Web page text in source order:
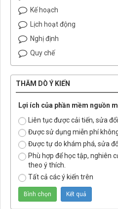
Kế hoạch
Lịch hoạt động
Nghị định
Quy chế
THĂM DÒ Ý KIẾN
Lợi ích của phần mềm nguồn
Liên tục được cải tiến, sửa
Được sử dụng miễn phí
Được tự do khám phá, sửa
Phù hợp để học tập, nghiên
theo ý thích.
Tất cả các ý kiến trên